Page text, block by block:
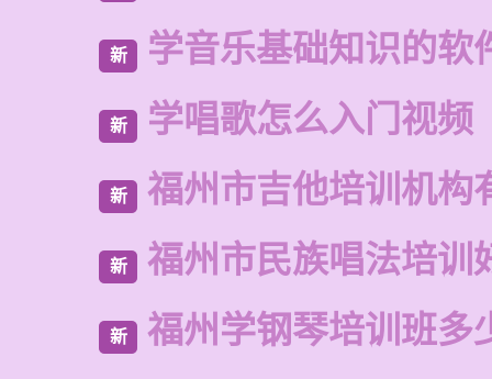
新 学音乐基础知识的软
新 学唱歌怎么入门视频
新 福州市吉他培训机构
新 福州市民族唱法培训
新 福州学钢琴培训班多